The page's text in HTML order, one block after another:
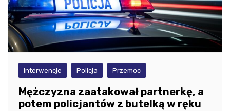
Interwencje Policja Przemoc
Mężczyzna zaatakował partnerkę, a
potem policjantów z butelką w ręku